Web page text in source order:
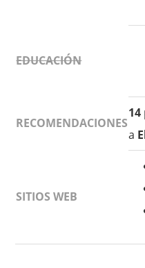
EDUCACIÓN
RECOMENDACIONES
14
a
SITIOS WEB